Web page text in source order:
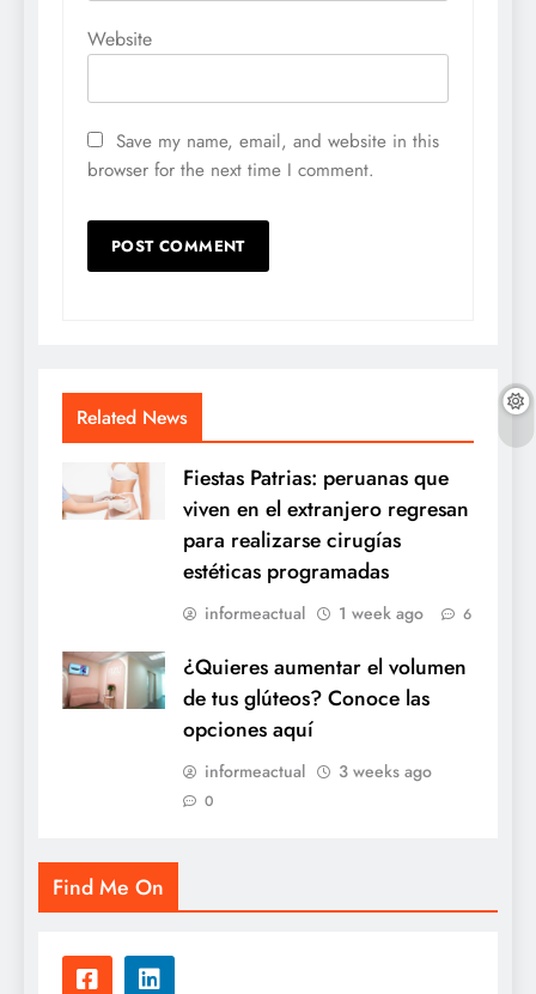
Website
Save my name, email, and website in this
browser for the next time I comment.
Related News
Fiestas Patrias: peruanas que
viven en el extranjero regresan
para realizarse cirugías
estéticas programadas
informeactual 1 week ago 6
¿Quieres aumentar el volumen
de tus glúteos? Conoce las
opciones aquí
informeactual 3 weeks ago
0
Find Me On